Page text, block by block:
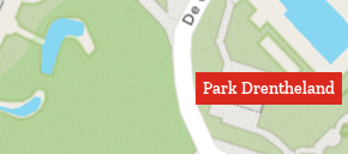
Park Drentheland